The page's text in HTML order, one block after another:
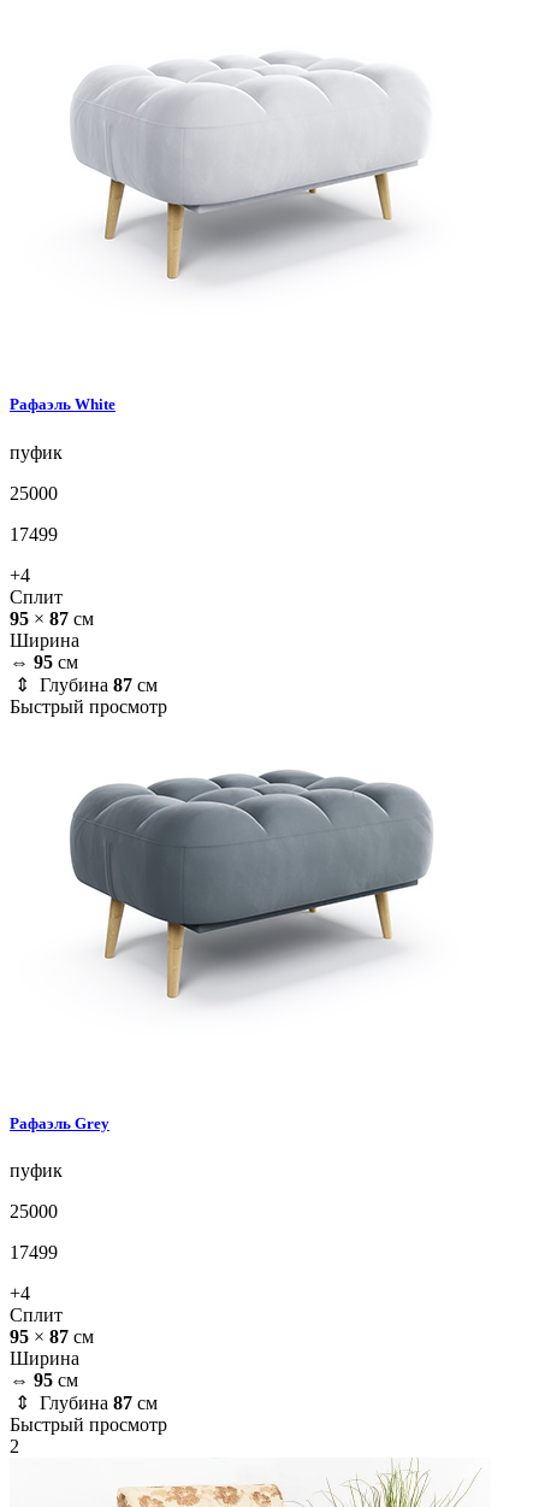
Рафаэль White
пуфик
25000
17499
+4
Сплит
95 × 87 см
Ширина
⇔ 95 см
⇕ Глубина 87 см
Быстрый просмотр
Рафаэль Grey
пуфик
25000
17499
+4
Сплит
95 × 87 см
Ширина
⇔ 95 см
⇕ Глубина 87 см
Быстрый просмотр
2